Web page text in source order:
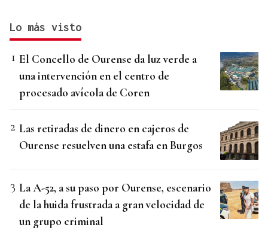
Lo más visto
El Concello de Ourense da luz verde a
una intervención en el centro de
procesado avícola de Coren
Las retiradas de dinero en cajeros de
Ourense resuelven una estafa en Burgos
La A-52, a su paso por Ourense, escenario
de la huida frustrada a gran velocidad de
un grupo criminal